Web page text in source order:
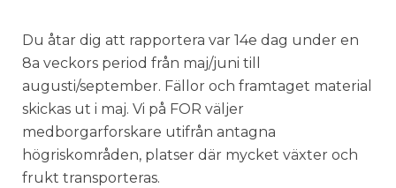
Du åtar dig att rapportera var 14e dag under en
8a veckors period från maj/juni till
augusti/september. Fällor och framtaget material
skickas ut i maj. Vi på FOR väljer
medborgarforskare utifrån antagna
högriskområden, platser där mycket växter och
frukt transporteras.